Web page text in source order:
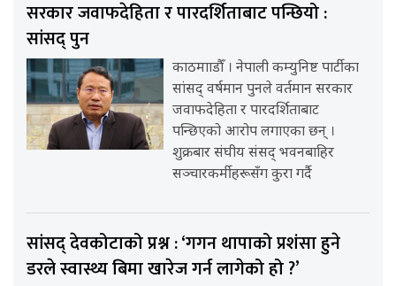
सरकार जवाफदेहिता र पारदर्शिताबाट पन्छियो :
सांसद् पुन
काठमााडौँ । नेपाली कम्युनिष्ट पार्टीका
सांसद् वर्षमान पुनले वर्तमान सरकार
जवाफदेहिता र पारदर्शिताबाट
पन्छिएको आरोप लगाएका छन् ।
शुक्रबार संघीय संसद् भवनबाहिर
सञ्चारकर्मीहरूसँग कुरा गर्दै
सांसद् देवकोटाको प्रश्न : ‘गगन थापाको प्रशंसा हुने
डरले स्वास्थ्य बिमा खारेज गर्न लागेको हो ?’